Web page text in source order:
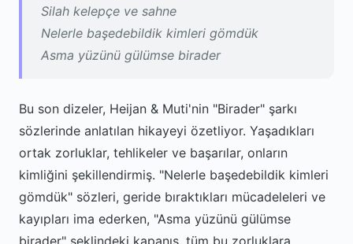
Silah kelepçe ve sahne
Nelerle başedebildik kimleri gömdük
Asma yüzünü gülümse birader
Bu son dizeler, Heijan & Muti'nin "Birader" şarkı
sözlerinde anlatılan hikayeyi özetliyor. Yaşadıkları
ortak zorluklar, tehlikeler ve başarılar, onların
kimliğini şekillendirmiş. "Nelerle başedebildik kimleri
gömdük" sözleri, geride bıraktıkları mücadeleleri ve
kayıpları ima ederken, "Asma yüzünü gülümse
birader" şeklindeki kapanış, tüm bu zorluklara